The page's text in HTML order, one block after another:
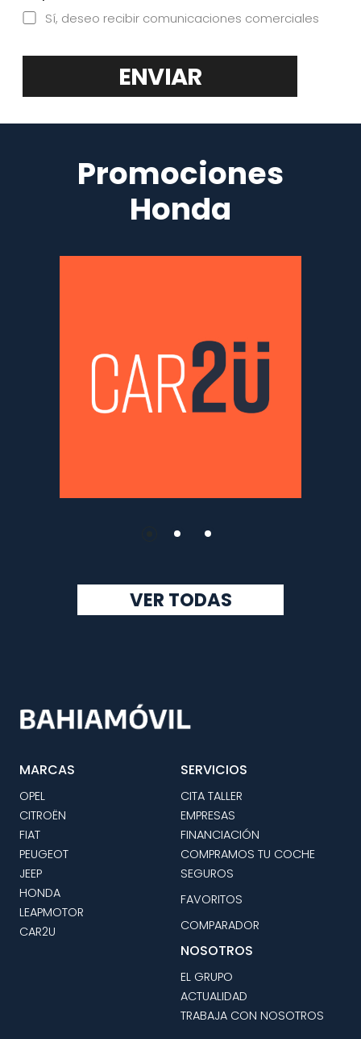
Sí, deseo recibir comunicaciones comerciales
ENVIAR
Promociones
Honda
VER TODAS
MARCAS
OPEL
CITROËN
FIAT
PEUGEOT
JEEP
HONDA
LEAPMOTOR
CAR2U
SERVICIOS
CITA TALLER
EMPRESAS
FINANCIACIÓN
COMPRAMOS TU COCHE
SEGUROS
FAVORITOS
COMPARADOR
NOSOTROS
EL GRUPO
ACTUALIDAD
TRABAJA CON NOSOTROS